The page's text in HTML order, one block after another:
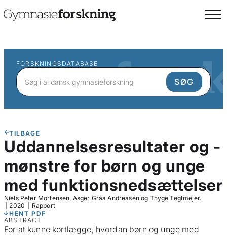
FORSKNINGSDATABASE
TILBAGE
Uddannelsesresultater og -
mønstre for børn og unge
med funktionsnedsættelser
Niels Peter Mortensen, Asger Graa Andreasen og Thyge Tegtmejer.
2020
Rapport
HENT PDF
ABSTRACT
For at kunne kortlægge, hvordan børn og unge med